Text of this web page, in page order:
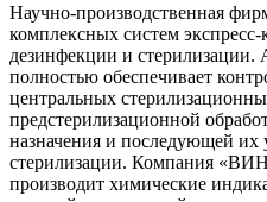
Научно-производственная
комплексных систем экспресс-
дезинфекции и стерилизации.
полностью обеспечивает
центральных
предстерилизационной
назначения и последующей их
стерилизации. Компания
производит химические